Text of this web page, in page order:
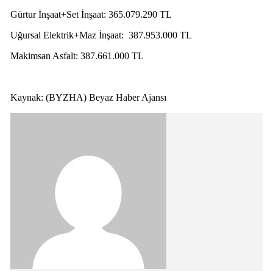
Gürtur İnşaat+Set İnşaat: 365.079.290 TL
Uğursal Elektrik+Maz İnşaat: 387.953.000 TL
Makimsan Asfalt: 387.661.000 TL
Kaynak: (BYZHA) Beyaz Haber Ajansı